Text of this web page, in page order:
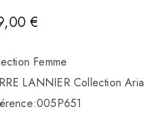
€
Femme
LANNIER Collection